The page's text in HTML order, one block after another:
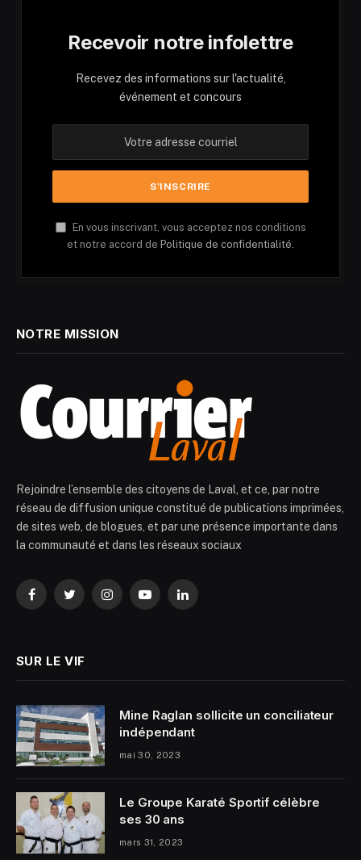
Recevoir notre infolettre
Recevez des informations sur l'actualité,
événement et concours
En vous inscrivant, vous acceptez nos conditions
et notre accord de Politique de confidentialité.
NOTRE MISSION
Rejoindre l’ensemble des citoyens de Laval, et ce, par notre
réseau de diffusion unique constitué de publications imprimées,
de sites web, de blogues, et par une présence importante dans
la communauté et dans les réseaux sociaux
FacebookTwitterInstagramYouTubeLinkedIn
SUR LE VIF
Mine Raglan sollicite un conciliateur
indépendant
mai 30, 2023
Le Groupe Karaté Sportif célèbre
ses 30 ans
mars 31, 2023